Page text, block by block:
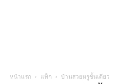
หน้าแรก แท็ก บ้านสวยหรูชั้นเดียว